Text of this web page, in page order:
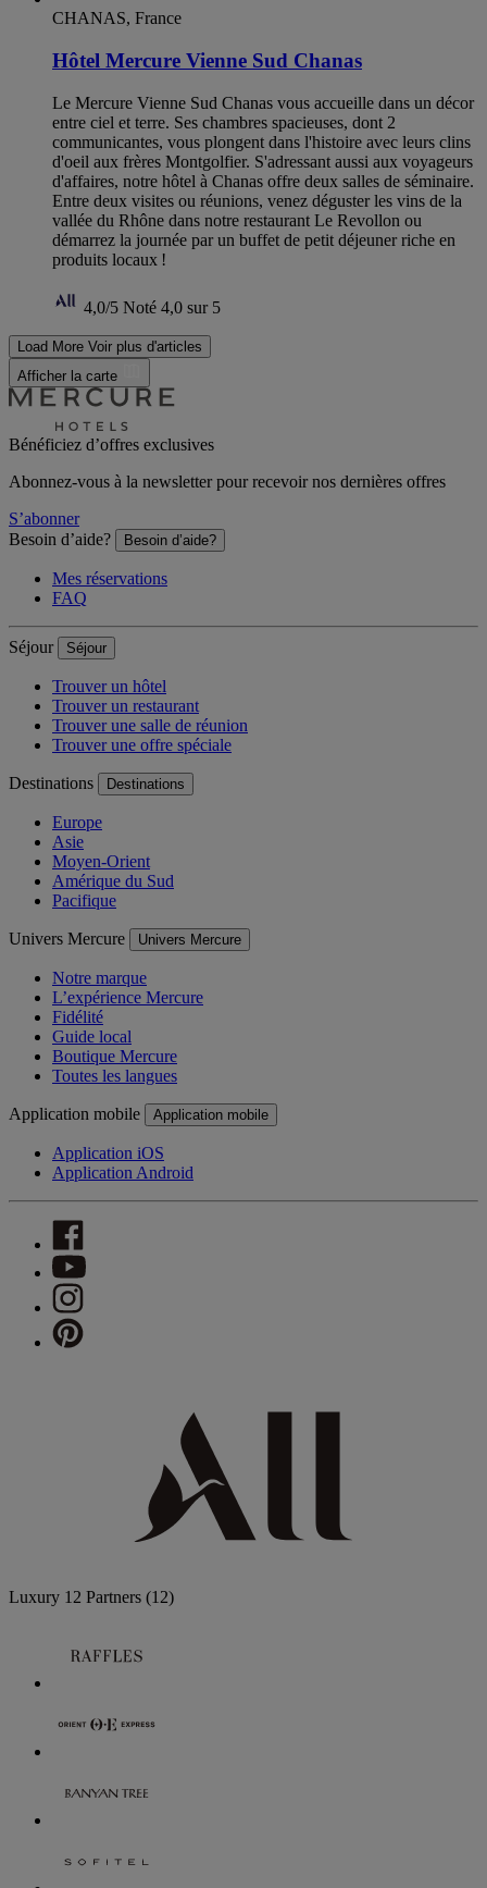
CHANAS, France
Hôtel Mercure Vienne Sud Chanas
Le Mercure Vienne Sud Chanas vous accueille dans un décor
entre ciel et terre. Ses chambres spacieuses, dont 2
communicantes, vous plongent dans l'histoire avec leurs clins
d'oeil aux frères Montgolfier. S'adressant aussi aux voyageurs
d'affaires, notre hôtel à Chanas offre deux salles de séminaire.
Entre deux visites ou réunions, venez déguster les vins de la
vallée du Rhône dans notre restaurant Le Revollon ou
démarrez la journée par un buffet de petit déjeuner riche en
produits locaux !
4,0/5 Noté 4,0 sur 5
Load More Voir plus d'articles
Afficher la carte
Bénéficiez d’offres exclusives
Abonnez-vous à la newsletter pour recevoir nos dernières offres
S’abonner
Besoin d’aide?
Besoin d’aide?
Mes réservations
FAQ
Séjour Séjour
Trouver un hôtel
Trouver un restaurant
Trouver une salle de réunion
Trouver une offre spéciale
Destinations Destinations
Europe
Asie
Moyen-Orient
Amérique du Sud
Pacifique
Univers Mercure Univers Mercure
Notre marque
L’expérience Mercure
Fidélité
Guide local
Boutique Mercure
Toutes les langues
Application mobile Application mobile
Application iOS
Application Android
Luxury 12 Partners (12)